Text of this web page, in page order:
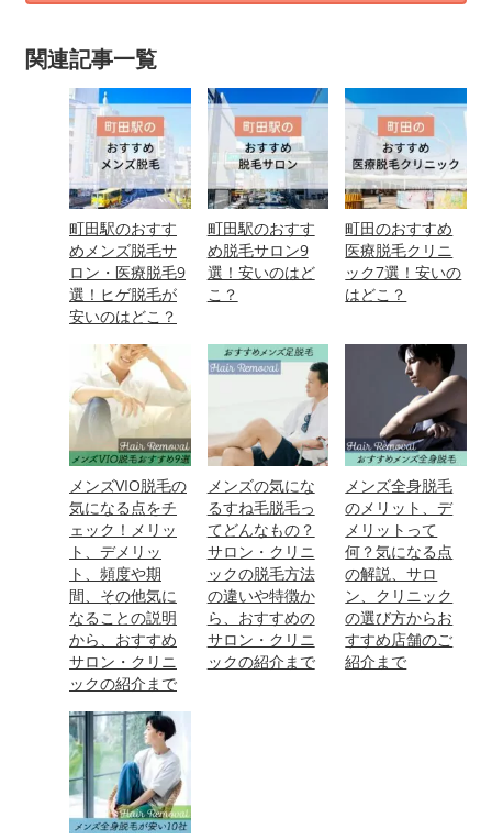
関連記事一覧
町田駅のおすす
めメンズ脱毛サ
ロン・医療脱毛9
選！ヒゲ脱毛が
安いのはどこ？
町田駅のおすす
め脱毛サロン9
選！安いのはど
こ？
町田のおすすめ
医療脱毛クリニ
ック7選！安いの
はどこ？
メンズVIO脱毛の
気になる点をチ
ェック！メリッ
ト、デメリッ
ト、頻度や期
間、その他気に
なることの説明
から、おすすめ
サロン・クリニ
ックの紹介まで
メンズの気にな
るすね毛脱毛っ
てどんなもの？
サロン・クリニ
ックの脱毛方法
の違いや特徴か
ら、おすすめの
サロン・クリニ
ックの紹介まで
メンズ全身脱毛
のメリット、デ
メリットって
何？気になる点
の解説、サロ
ン、クリニック
の選び方からお
すすめ店舗のご
紹介まで